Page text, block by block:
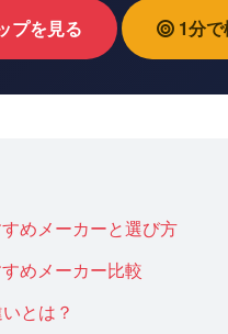
プを見る 1分で
めメーカーと選び方
めメーカー比較
とは？